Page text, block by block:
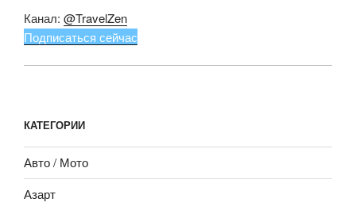
Канал: @TravelZen
Подписаться сейчас
КАТЕГОРИИ
Авто / Мото
Азарт